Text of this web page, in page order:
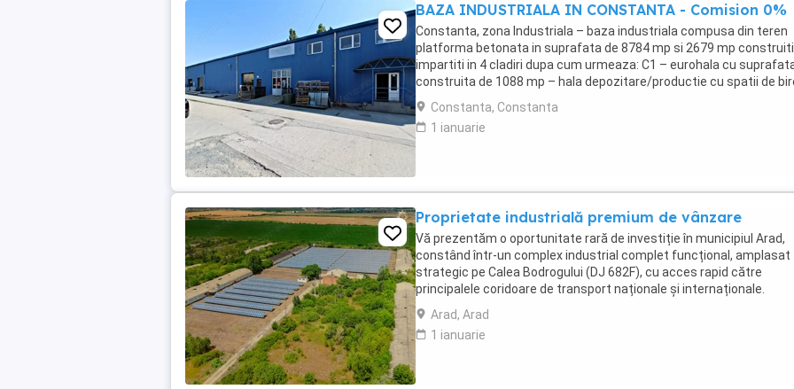
BAZA INDUSTRIALA IN CONSTANTA - Comision 0%
Constanta, zona Industriala – baza industriala compusa din teren
platforma betonata in suprafata de 8784 mp si 2679 mp construiti
impartiti in 4 cladiri dupa cum urmeaza: C1 – eurohala cu
construita de 1088 mp – hala depozitare/productie cu spatii de
grupuri sanitare si spatiu de cazare. ...
Constanta, Constanta
1 ianuarie
Proprietate industrială premium de vânzare
Vă prezentăm o oportunitate rară de investiție în municipiul Arad,
constând într-un complex industrial complet funcțional, amplasat
strategic pe Calea Bodrogului (DJ 682F), cu acces rapid către
principalele coridoare de transport naționale și internaționale.
Proprietatea se întinde pe o suprafață totală ...
Arad, Arad
1 ianuarie